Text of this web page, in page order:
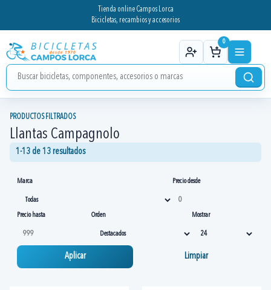
Tienda online Campos Lorca
Bicicletas, recambios y accesorios
0
PRODUCTOS FILTRADOS
Llantas Campagnolo
1-13 de 13 resultados
Marca Precio desde
Precio hasta Orden Mostrar
Aplicar Limpiar